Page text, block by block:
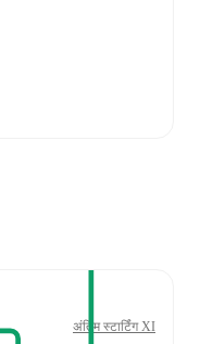
अंतिम स्टार्टिंग XI